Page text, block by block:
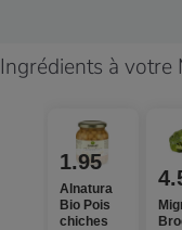
Ingrédients à votre
1.95
Alnatura
Bio Pois
chiches